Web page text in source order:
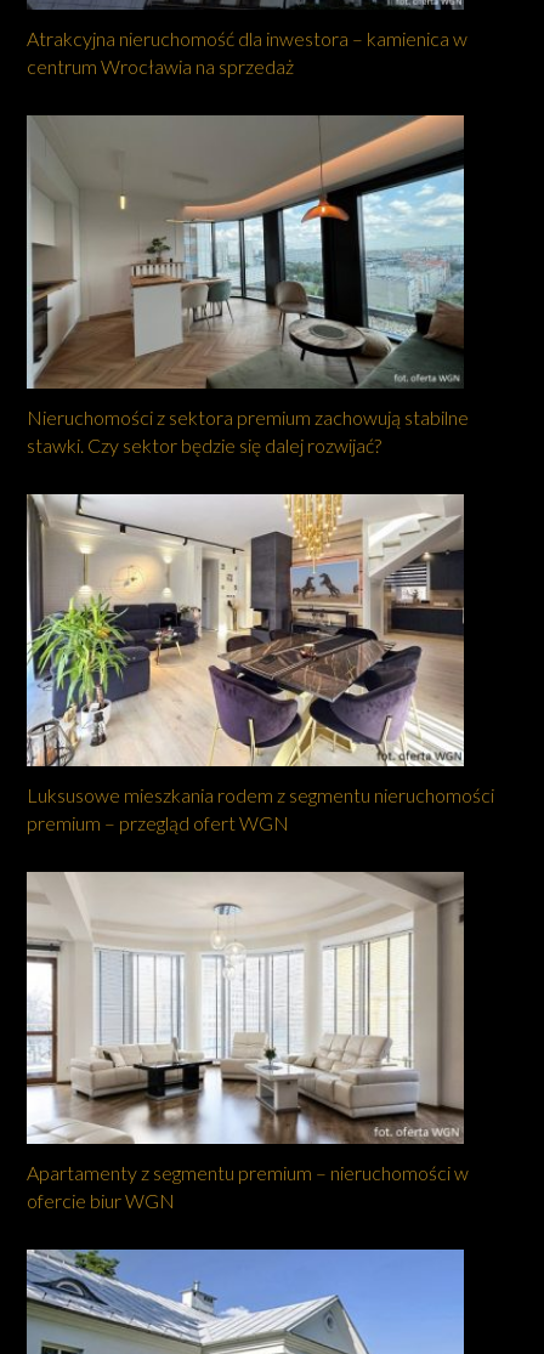
Atrakcyjna nieruchomość dla inwestora – kamienica w
centrum Wrocławia na sprzedaż
Nieruchomości z sektora premium zachowują stabilne
stawki. Czy sektor będzie się dalej rozwijać?
Luksusowe mieszkania rodem z segmentu nieruchomości
premium – przegląd ofert WGN
Apartamenty z segmentu premium – nieruchomości w
ofercie biur WGN